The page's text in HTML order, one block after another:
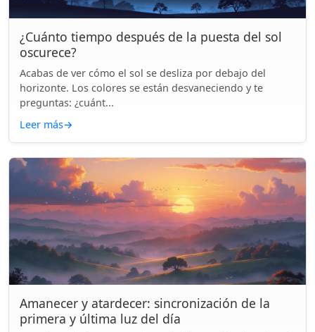
¿Cuánto tiempo después de la puesta del sol
oscurece?
Acabas de ver cómo el sol se desliza por debajo del
horizonte. Los colores se están desvaneciendo y te
preguntas: ¿cuánt...
Leer más→
Amanecer y atardecer: sincronización de la
primera y última luz del día